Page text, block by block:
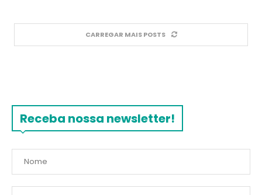
CARREGAR MAIS POSTS
Receba nossa newsletter!